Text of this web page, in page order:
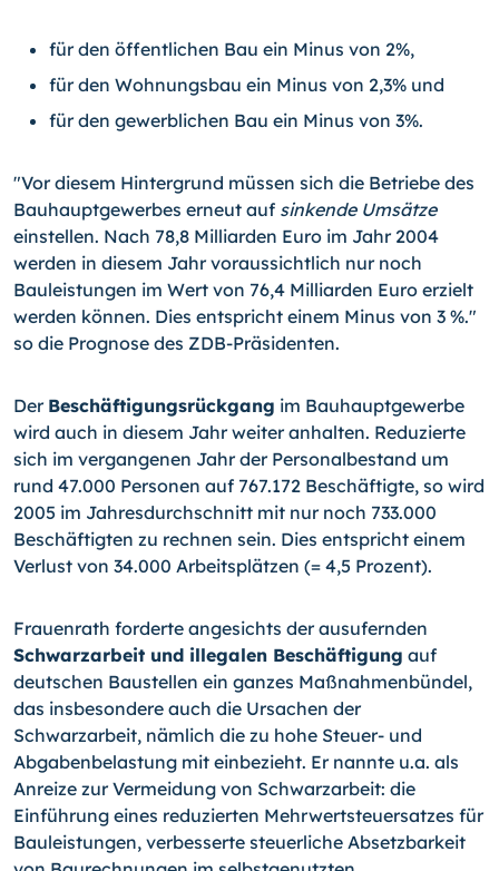
für den öffentlichen Bau ein Minus von 2%,
für den Wohnungsbau ein Minus von 2,3% und
für den gewerblichen Bau ein Minus von 3%.
"Vor diesem Hintergrund müssen sich die Betriebe des
Bauhauptgewerbes erneut auf sinkende Umsätze
einstellen. Nach 78,8 Milliarden Euro im Jahr 2004
werden in diesem Jahr voraussichtlich nur noch
Bauleistungen im Wert von 76,4 Milliarden Euro erzielt
werden können. Dies entspricht einem Minus von 3 %."
so die Prognose des ZDB-Präsidenten.
Der Beschäftigungsrückgang im Bauhauptgewerbe
wird auch in diesem Jahr weiter anhalten. Reduzierte
sich im vergangenen Jahr der Personalbestand um
rund 47.000 Personen auf 767.172 Beschäftigte, so wird
2005 im Jahresdurchschnitt mit nur noch 733.000
Beschäftigten zu rechnen sein. Dies entspricht einem
Verlust von 34.000 Arbeitsplätzen (= 4,5 Prozent).
Frauenrath forderte angesichts der ausufernden
Schwarzarbeit und illegalen Beschäftigung auf
deutschen Baustellen ein ganzes Maßnahmenbündel,
das insbesondere auch die Ursachen der
Schwarzarbeit, nämlich die zu hohe Steuer- und
Abgabenbelastung mit einbezieht. Er nannte u.a. als
Anreize zur Vermeidung von Schwarzarbeit: die
Einführung eines reduzierten Mehrwertsteuersatzes für
Bauleistungen, verbesserte steuerliche Absetzbarkeit